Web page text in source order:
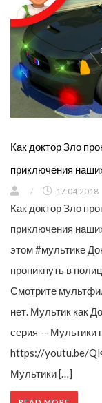
Как доктор Зло
приключения
/ 17.04.2018
Как доктор Зло
приключения
этом #мультике
проникнуть в
Смотрите
нет. Мультик как
серия — Мультики
https://youtu.be/
Мультики […]